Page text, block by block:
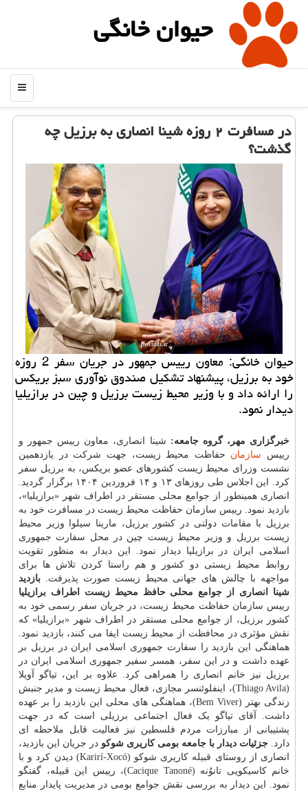
حیوان خانگی
منو
در مسافرت ۲ روزه شینا انصاری به برزیل چه
گذشت؟
حیوان خانگی: معاون رییس جمهور در جریان سفر 2 روزه
خود به برزیل، پیشنهاد تشکیل صندوق نوآوری سبز بریکس
را ارائه داد و با وزیر محیط زیست برزیل و چین در برازیلیا
دیدار نمود.
خبرگزاری مهر، گروه جامعه: شینا انصاری، معاون رییس جمهور و
رییس سازمان حفاظت محیط زیست، جهت شرکت در یازدهمین
نشست وزرای محیط زیست کشورهای عضو بریکس، به برزیل سفر
کرد. این اجلاس طی روزهای ۱۳ و ۱۴ فروردین ۱۴۰۴ برگزار گردید.
انصاری همینطور از جوامع محلی مستقر در اطراف شهر «برازیلیا»،
بازدید نمود. رییس سازمان حفاظت محیط زیست در مسافرت خود به
برزیل با مقامات دولتی در کشور برزیل، مارینا سیلوا وزیر محیط
زیست برزیل و وزیر محیط زیست چین در محل سفارت جمهوری
اسلامی ایران در برازیلیا دیدار نمود. این دیدار به منظور تقویت
روابط محیط زیستی دو کشور و هم راستا کردن تلاش ها برای
مواجهه با چالش های جهانی محیط زیست صورت پذیرفت. بازدید
شینا انصاری از جوامع محلی حافظ محیط زیست اطراف برازیلیا
رییس سازمان حفاظت محیط زیست، در جریان سفر رسمی خود به
کشور برزیل، از جوامع محلی مستقر در اطراف شهر «برازیلیا» که
نقش مؤثری در محافظت از محیط زیست ایفا می کنند، بازدید نمود.
هماهنگی این بازدید را سفارت جمهوری اسلامی ایران در برزیل بر
عهده داشت و در این سفر، همسر سفیر جمهوری اسلامی ایران در
برزیل نیز خانم انصاری را همراهی کرد. علاوه بر این، تیاگو آویلا
(Thiago Avila)، اینفلوئنسر مجازی، فعال محیط زیست و مدیر جنبش
زندگی بهتر (Bem Viver)، هماهنگی های محلی این بازدید را بر عهده
داشت. آقای تیاگو یک فعال اجتماعی برزیلی است که در جهت
پشتیبانی از مبارزات مردم فلسطین نیز فعالیت قابل ملاحظه ای
دارد. جزئیات دیدار با جامعه بومی کاریری شوکو در جریان این بازدید،
انصاری از روستای قبیله کاریری شوکو (Karirí-Xocó) دیدن کرد و با
خانم کاسیکویی تانوُنه (Cacique Tanoné)، رییس این قبیله، گفتگو
نمود. این دیدار به بررسی نقش جوامع بومی در مدیریت پایدار منابع